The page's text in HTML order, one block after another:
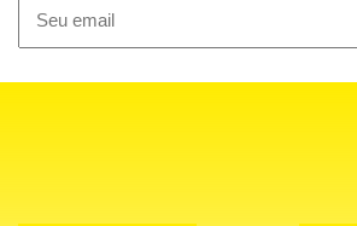
presença de Sasha Meneghel, melhor